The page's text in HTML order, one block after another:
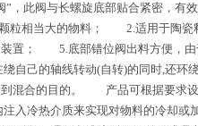
，此阀与长螺旋底部贴合紧密，
相当大的物料； 2.适用于陶瓷
装置； 5.底部错位阀出料方便
自己的轴线转动(自转)的同时,还
混合的目的。 产品可根据要求
入冷热介质来实现对物料的冷却